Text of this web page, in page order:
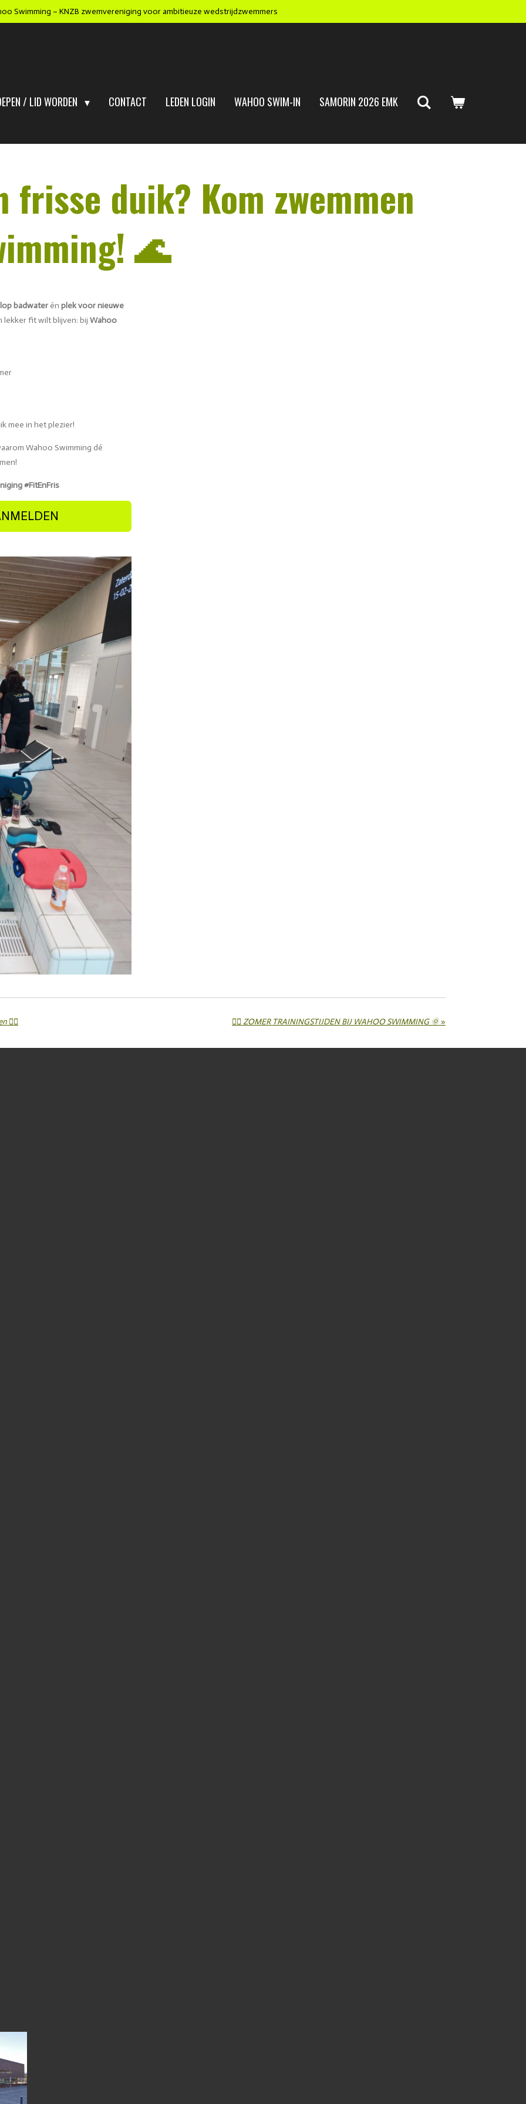
Swimming – KNZB zwemvereniging voor ambitieuze wedstrijdzwemmers
/ LID WORDEN CONTACT LEDEN LOGIN WAHOO SWIM-IN
SAMORIN 2026 EMK
frisse duik? Kom zwemmen
🌊
badwater én plek voor nieuwe
lekker fit wilt blijven: bij Wahoo
mee in het plezier!
Wahoo Swimming dé
#FitEnFris
🏊‍♂️ 🏊‍♀️ ZOMER TRAININGSTIJDEN BIJ WAHOO SWIMMING 🌞»